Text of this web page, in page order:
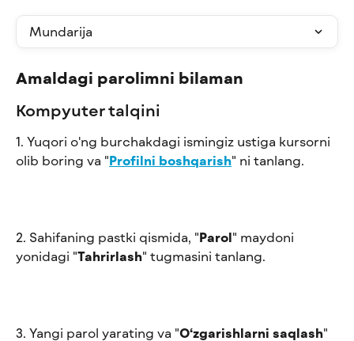
Mundarija
Amaldagi parolimni bilaman
Kompyuter talqini
1. Yuqori o'ng burchakdagi ismingiz ustiga kursorni
olib boring va "Profilni boshqarish" ni tanlang.
2. Sahifaning pastki qismida, "Parol" maydoni
yonidagi "Tahrirlash" tugmasini tanlang.
3. Yangi parol yarating va "O‘zgarishlarni saqlash"